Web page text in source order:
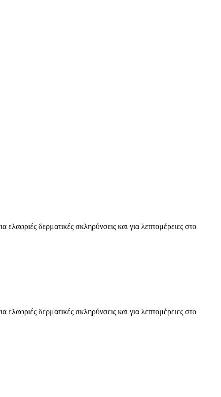
δερματικές σκληρύνσεις και για λεπτομέρειες στο
δερματικές σκληρύνσεις και για λεπτομέρειες στο